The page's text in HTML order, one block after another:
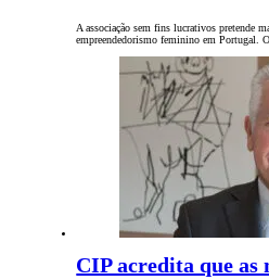
A associação sem fins lucrativos pretende
empreendedorismo feminino em Portugal.
CIP acredita que as